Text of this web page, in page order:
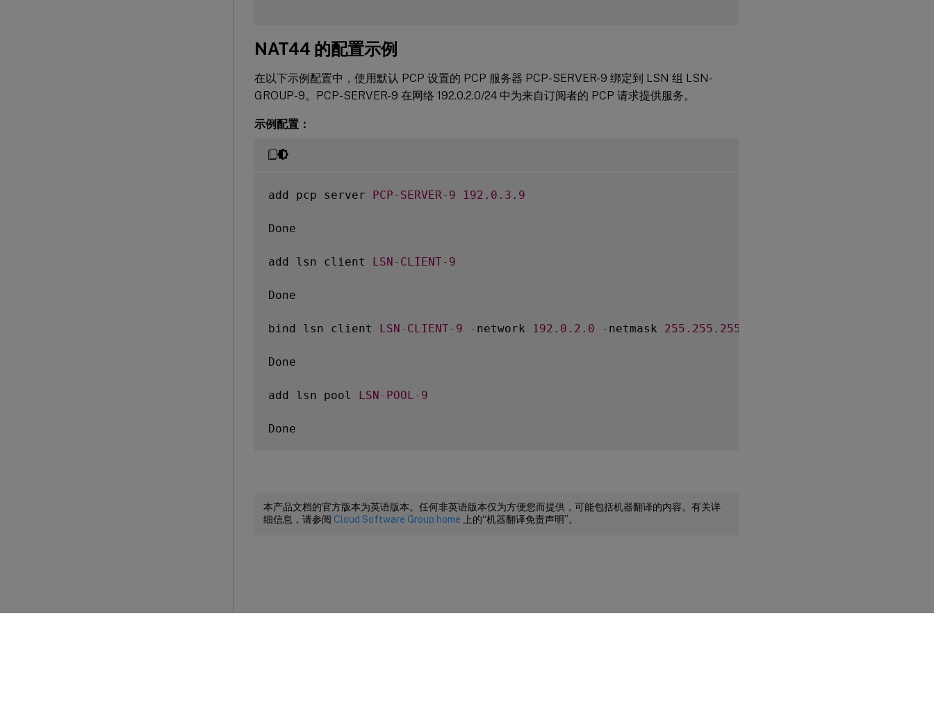
NAT44 的配置示例
在以下示例配置中，使用默认 PCP 设置的 PCP 服务器 PCP-SERVER-9 绑定到 LSN 组 LSN-
GROUP-9。PCP-SERVER-9 在网络 192.0.2.0/24 中为来自订阅者的 PCP 请求提供服务。
示例配置：
add pcp server PCP - SERVER - 9 192.0 .3 .9
Done
add lsn client LSN - CLIENT- 9
Done
bind lsn client LSN - CLIENT- 9 - network 192.0 .2 .0 - netmask 255.255 .255
Done
add lsn pool LSN - POOL - 9
Done
add lsn group - clientname LSN - CLIENT
本产品文档的官方版本为英语版本。任何非英语版本仅为方便您而提供，可能包括机器翻译的内容。有关详
细信息，请参阅 Cloud Software Group home 上的“机器翻译免责声明”。